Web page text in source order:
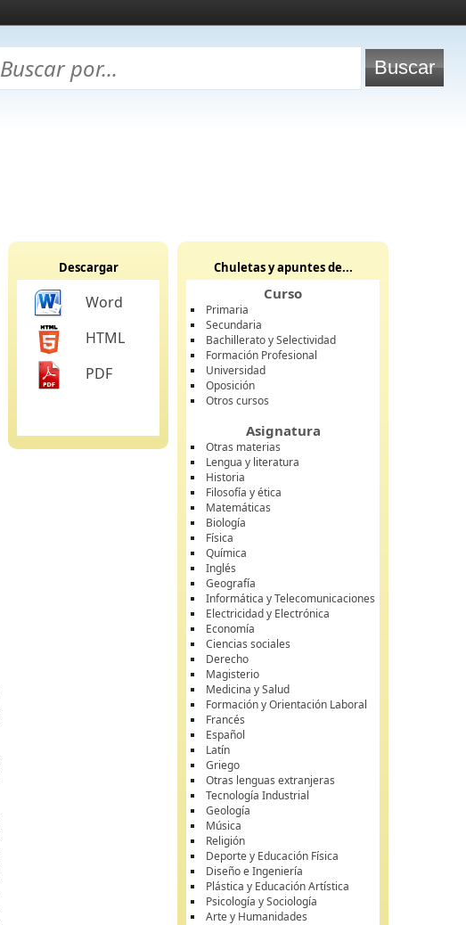
Descargar
Word
HTML
PDF
Chuletas y apuntes de...
Curso
Primaria
Secundaria
Bachillerato y Selectividad
Formación Profesional
Universidad
Oposición
Otros cursos
Asignatura
Otras materias
Lengua y literatura
Historia
Filosofía y ética
Matemáticas
Biología
Física
Química
Inglés
Geografía
Informática y Telecomunicaciones
Electricidad y Electrónica
Economía
Ciencias sociales
Derecho
Magisterio
Medicina y Salud
Formación y Orientación Laboral
Francés
Español
Latín
Griego
Otras lenguas extranjeras
Tecnología Industrial
Geología
Música
Religión
Deporte y Educación Física
Diseño e Ingeniería
Plástica y Educación Artística
Psicología y Sociología
Arte y Humanidades